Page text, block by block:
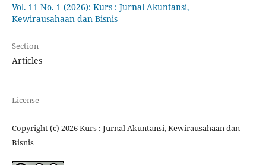
Vol. 11 No. 1 (2026): Kurs : Jurnal Akuntansi,
Kewirausahaan dan Bisnis
Section
Articles
License
Copyright (c) 2026 Kurs : Jurnal Akuntansi, Kewirausahaan dan
Bisnis